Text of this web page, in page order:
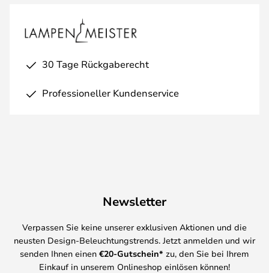
30 Tage Rückgaberecht
Professioneller Kundenservice
Newsletter
Verpassen Sie keine unserer exklusiven Aktionen und die
neusten Design-Beleuchtungstrends. Jetzt anmelden und wir
senden Ihnen einen €20-Gutschein* zu, den Sie bei Ihrem
Einkauf in unserem Onlineshop einlösen können!